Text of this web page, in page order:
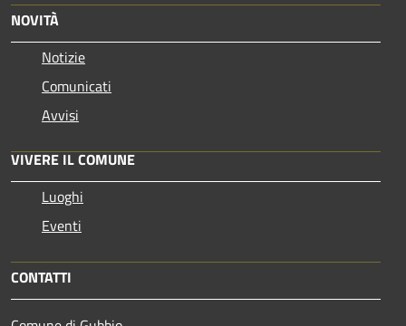
NOVITÀ
Notizie
Comunicati
Avvisi
VIVERE IL COMUNE
Luoghi
Eventi
CONTATTI